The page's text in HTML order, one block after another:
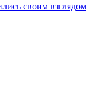
своим взглядом